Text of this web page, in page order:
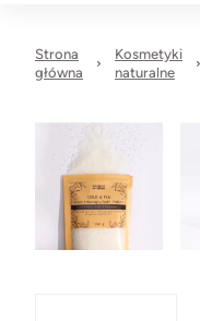
Strona
główna
Kosmetyki
naturalne